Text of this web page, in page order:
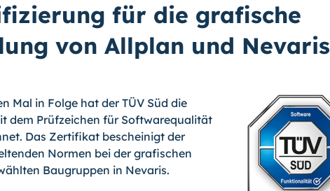
für die grafische
von Allplan und Nevaris
Mal in Folge hat der TÜV Süd die
dem Prüfzeichen für Softwarequalität
Das Zertifikat bescheinigt der
Normen bei der grafischen
Baugruppen in Nevaris.